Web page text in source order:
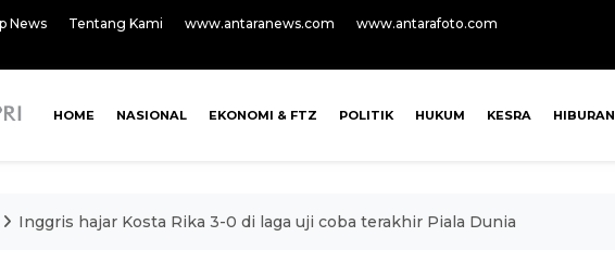
News Tentang Kami www.antaranews.com
www.antarafoto.com
HOME NASIONAL EKONOMI & FTZ POLITIK HUKUM KESRA HIBURAN
Inggris hajar Kosta Rika 3-0 di laga uji coba terakhir Piala Dunia